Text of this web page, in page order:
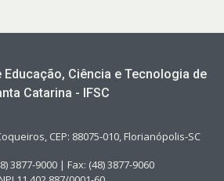
Educação, Ciência e Tecnologia de
Catarina - IFSC
CEP: 88075-010, Florianópolis-SC
3877-9000 | Fax: (48) 3877-9060